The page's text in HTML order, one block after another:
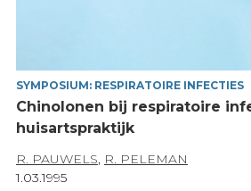
SYMPOSIUM: RESPIRATOIRE INFECTIES
Chinolonen bij respiratoire
huisartspraktijk
R. PAUWELS, R. PELEMAN
1.03.1995